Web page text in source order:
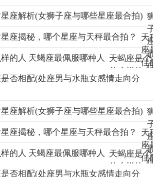
(
天
座
佳
哪
与
秤
合
天蝎座是个
什么样的人
天蝎座最佩
天
座
佳
天蝎座是个
什么样的人